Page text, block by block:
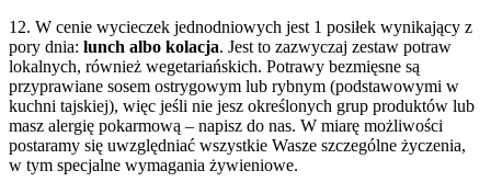
12. W cenie wycieczek jednodniowych jest 1 posiłek wynikający z
pory dnia: lunch albo kolacja. Jest to zazwyczaj zestaw potraw
lokalnych, również wegetariańskich. Potrawy bezmięsne są
przyprawiane sosem ostrygowym lub rybnym (podstawowymi w
kuchni tajskiej), więc jeśli nie jesz określonych grup produktów lub
masz alergię pokarmową – napisz do nas. W miarę możliwości
postaramy się uwzględniać wszystkie Wasze szczególne życzenia,
w tym specjalne wymagania żywieniowe.